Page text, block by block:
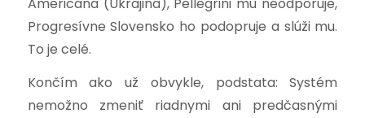
Progresívne Slovensko ho podopruje a slúži mu.
To je celé.
Končím ako už obvykle, podstata: Systém
nemožno zmeniť riadnymi ani predčasnými